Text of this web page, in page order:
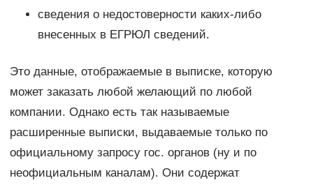
сведения о недостоверности каких-либо
внесенных в ЕГРЮЛ сведений.
Это данные, отображаемые в выписке, которую
может заказать любой желающий по любой
компании. Однако есть так называемые
расширенные выписки, выдаваемые только по
официальному запросу гос. органов (ну и по
неофициальным каналам). Они содержат